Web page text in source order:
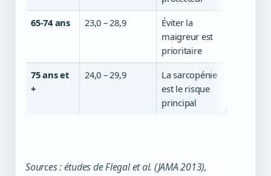
65-74 ans
23,0 – 28,9
Éviter la
maigreur est
prioritaire
75 ans et
+
24,0 – 29,9
La sarcopénie
est le risque
principal
Sources : études de Flegal et al. (JAMA 2013),